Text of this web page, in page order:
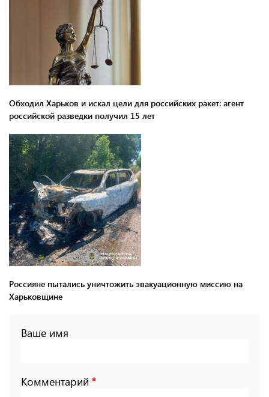
Обходил Харьков и искал цели для российских ракет: агент
российской разведки получил 15 лет
Россияне пытались уничтожить эвакуационную миссию на
Харьковщине
Ваше имя
Комментарий